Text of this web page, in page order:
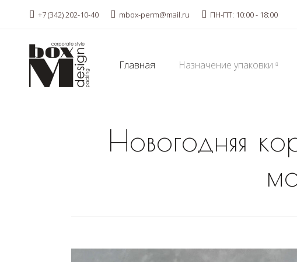
+7 (342) 202-10-40 mbox-perm@mail.ru ПН-ПТ: 10:00 - 18:00
Главная Назначение упаковки
Новогодняя